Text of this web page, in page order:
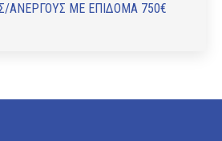
ΑΝΕΡΓΟΥΣ ΜΕ ΕΠΙΔΟΜΑ 750€